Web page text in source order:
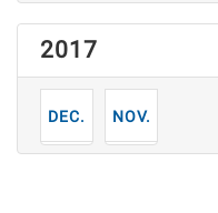
2017
12月 11月